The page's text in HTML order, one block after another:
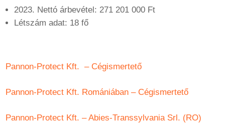
2023. Nettó árbevétel: 271 201 000 Ft
Létszám adat: 18 fő
Pannon-Protect Kft. – Cégismertető
Pannon-Protect Kft. Romániában – Cégismertető
Pannon-Protect Kft. – Abies-Transsylvania Srl. (RO)